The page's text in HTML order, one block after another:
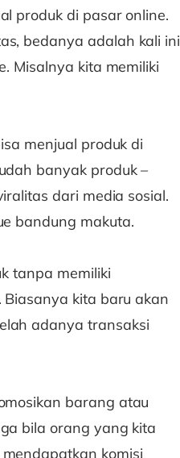
produk di pasar online.
bedanya adalah kali ini
Misalnya kita memiliki
menjual produk di
banyak produk –
dari media sosial.
bandung makuta.
tanpa memiliki
kita baru akan
adanya transaksi
barang atau
bila orang yang kita
komisi